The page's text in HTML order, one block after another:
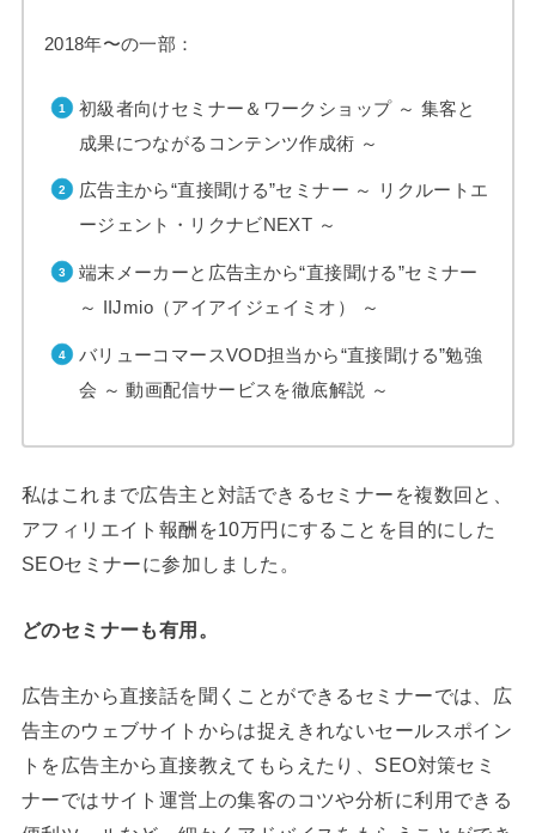
2018年〜の一部：
初級者向けセミナー＆ワークショップ ～ 集客と
成果につながるコンテンツ作成術 ～
広告主から“直接聞ける”セミナー ～ リクルートエ
ージェント・リクナビNEXT ～
端末メーカーと広告主から“直接聞ける”セミナー
～ IIJmio（アイアイジェイミオ） ～
バリューコマースVOD担当から“直接聞ける”勉強
会 ～ 動画配信サービスを徹底解説 ～
私はこれまで広告主と対話できるセミナーを複数回と、
アフィリエイト報酬を10万円にすることを目的にした
SEOセミナーに参加しました。
どのセミナーも有用。
広告主から直接話を聞くことができるセミナーでは、広
告主のウェブサイトからは捉えきれないセールスポイン
トを広告主から直接教えてもらえたり、SEO対策セミ
ナーではサイト運営上の集客のコツや分析に利用できる